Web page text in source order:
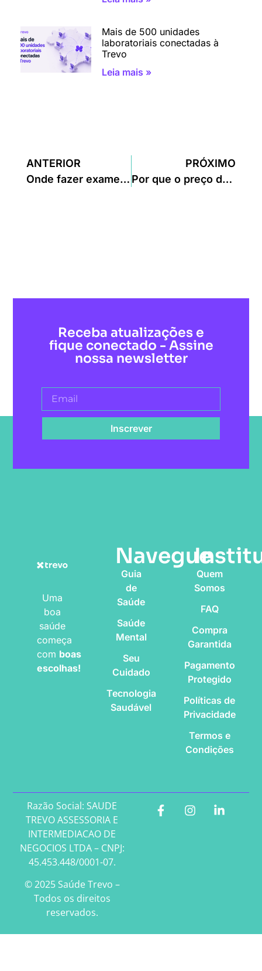
Mais de 500 unidades
laboratoriais conectadas à
Trevo
Leia mais »
ANTERIOR
Onde fazer exames baratos em São Paulo?
PRÓXIMO
Por que o preço dos exames varia tanto de um laboratório para outro?
Receba atualizações e
fique conectado - Assine
nossa newsletter
Inscrever
Uma
boa
saúde
começa
com boas
escolhas!
Navegue
Guia
de
Saúde
Saúde
Mental
Seu
Cuidado
Tecnologia
Saudável
Quem
Somos
FAQ
Compra
Garantida
Pagamento
Protegido
Políticas de
Privacidade
Termos e
Condições
Razão Social: SAUDE
TREVO ASSESSORIA E
INTERMEDIACAO DE
NEGOCIOS LTDA – CNPJ:
45.453.448/0001-07.
© 2025 Saúde Trevo –
Todos os direitos
reservados.